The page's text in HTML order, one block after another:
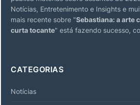
Notícias, Entretenimento e Insights e
mais recente sobre "Sebastiana: a arte
curta tocante" está fazendo sucesso,
CATEGORIAS
Notícias